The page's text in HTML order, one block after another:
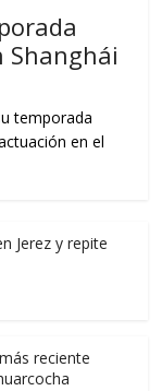
Shanghái
temporada
en el
Jerez y repite
reciente